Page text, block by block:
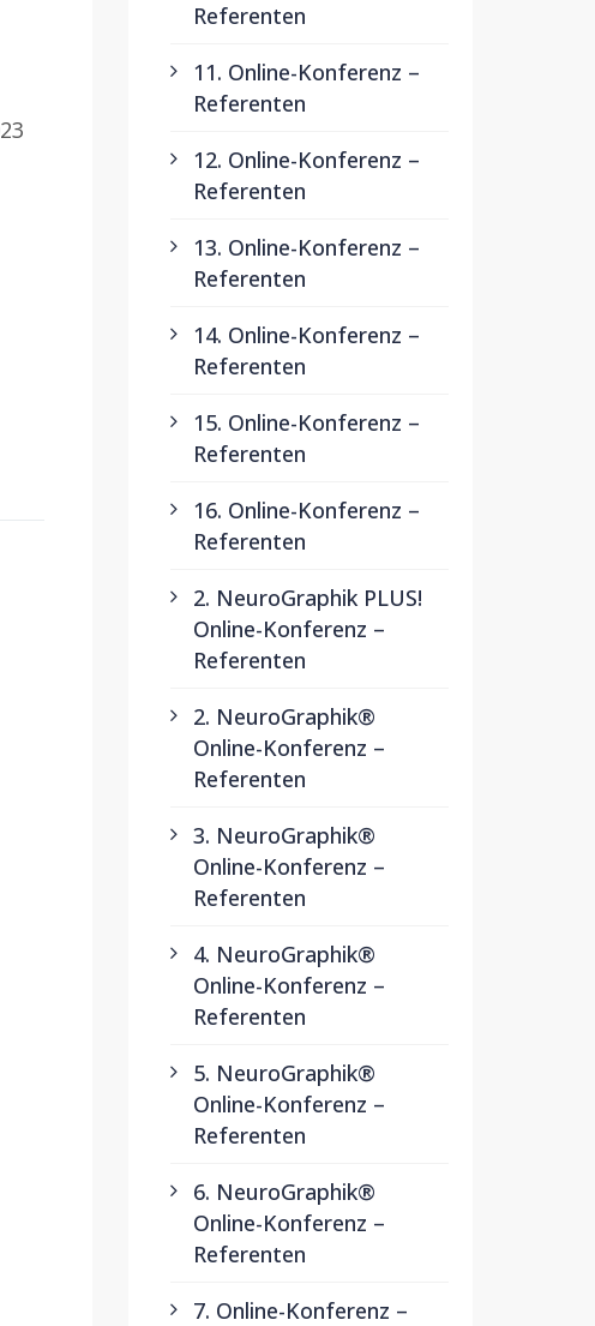
Referenten
11. Online-Konferenz –
Referenten
12. Online-Konferenz –
Referenten
13. Online-Konferenz –
Referenten
14. Online-Konferenz –
Referenten
15. Online-Konferenz –
Referenten
16. Online-Konferenz –
Referenten
2. NeuroGraphik PLUS!
Online-Konferenz –
Referenten
2. NeuroGraphik®
Online-Konferenz –
Referenten
3. NeuroGraphik®
Online-Konferenz –
Referenten
4. NeuroGraphik®
Online-Konferenz –
Referenten
5. NeuroGraphik®
Online-Konferenz –
Referenten
6. NeuroGraphik®
Online-Konferenz –
Referenten
7. Online-Konferenz –